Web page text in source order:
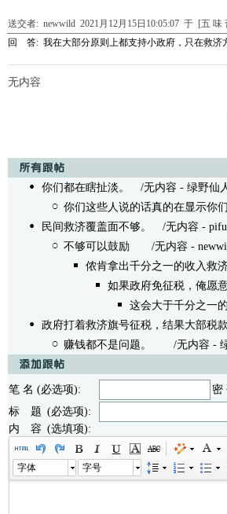
送交者: newwild 2021月12月15日10:05:07 于 [五 味
回 答: 我在大部分原则上都支持小政府，只在救济
无内容
你们都在瞎扯淡。
/无内容 - 绿野仙
你们这些人说的话真的在显示你
民间救济覆盖面不够。
/无内容 -
不够可以鼓励 /无内容 -
侬肯拿出千分之一的收入救
如果政府免征税，俺愿
这会大于千分之一
政府打着救济旗号征税，结果大部税
赚钱都不是问题。
/无内容 - 绿
笔 名 (必选项):
密
标 题 (必选项):
内 容 (选填项):
字体 字号